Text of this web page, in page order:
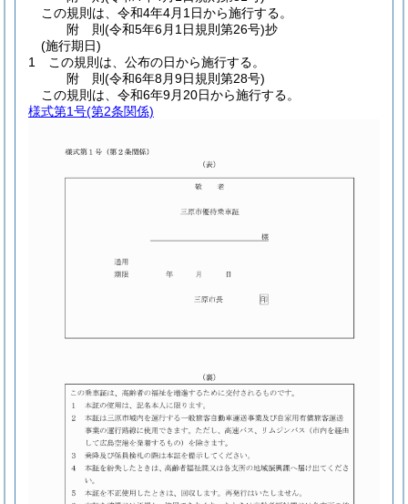
この規則は、令和4年4月1日から施行する。
附 則(令和5年6月1日規則第26号)抄
(施行期日)
1
この規則は、公布の日から施行する。
附 則(令和6年8月9日規則第28号)
この規則は、令和6年9月20日から施行する。
様式第1号(第2条関係)